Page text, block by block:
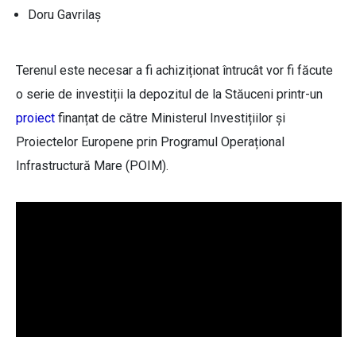
Doru Gavrilaș
Terenul este necesar a fi achiziționat întrucât vor fi făcute
o serie de investiții la depozitul de la Stăuceni printr-un
proiect finanțat de către Ministerul Investițiilor și
Proiectelor Europene prin Programul Operațional
Infrastructură Mare (POIM).